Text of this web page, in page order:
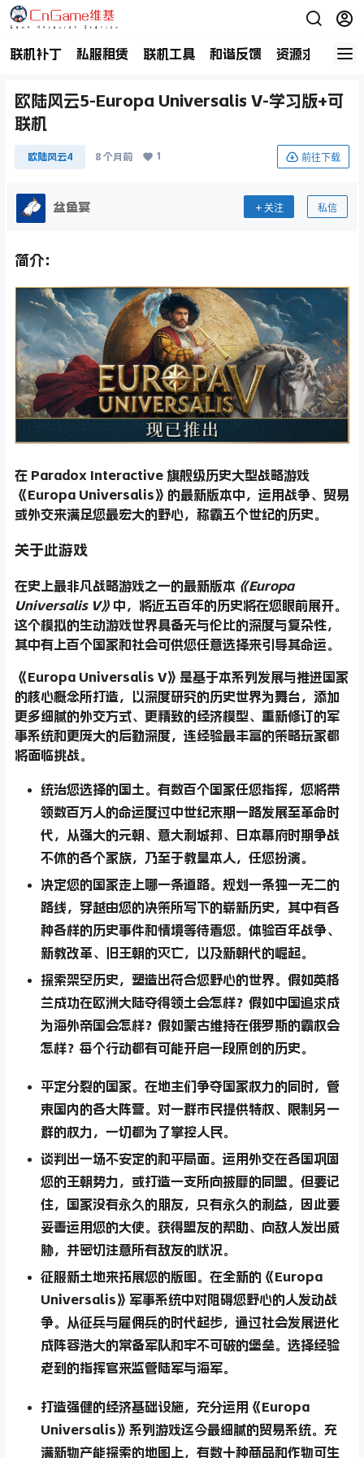
联机补丁 私服租赁 联机工具 和谐反馈 资源求助 商
欧陆风云5-Europa Universalis V-学习版+可
联机
欧陆风云4 8 个月前 1 前往下载
盆鱼宴 关注 私信
简介：
在 Paradox Interactive 旗舰级历史大型战略游戏
《Europa Universalis》的最新版本中，运用战争、贸易
或外交来满足您最宏大的野心，称霸五个世纪的历史。
关于此游戏
在史上最非凡战略游戏之一的最新版本 《Europa
Universalis V》 中，将近五百年的历史将在您眼前展开。
这个模拟的生动游戏世界具备无与伦比的深度与复杂性，
其中有上百个国家和社会可供您任意选择来引导其命运。
《Europa Universalis V》是基于本系列发展与推进国家
的核心概念所打造，以深度研究的历史世界为舞台，添加
更多细腻的外交方式、更精致的经济模型、重新修订的军
事系统和更庞大的后勤深度，连经验最丰富的策略玩家都
将面临挑战。
统治您选择的国土。有数百个国家任您指挥，您将带
领数百万人的命运度过中世纪末期一路发展至革命时
代，从强大的元朝、意大利城邦、日本幕府时期争战
不休的各个家族，乃至于教皇本人，任您扮演。
决定您的国家走上哪一条道路。规划一条独一无二的
路线，穿越由您的决策所写下的崭新历史，其中有各
种各样的历史事件和情境等待着您。体验百年战争、
新教改革、旧王朝的灭亡，以及新朝代的崛起。
探索架空历史，塑造出符合您野心的世界。假如英格
兰成功在欧洲大陆夺得领土会怎样？假如中国追求成
为海外帝国会怎样？假如蒙古维持在俄罗斯的霸权会
怎样？每个行动都有可能开启一段原创的历史。
平定分裂的国家。在地主们争夺国家权力的同时，管
束国内的各大阵营。对一群市民提供特权、限制另一
群的权力，一切都为了掌控人民。
谈判 出一场不安定的和平局面。运用外交在各国巩固
您的王朝势力，或打造一支所向披靡的同盟。但要记
住，国家没有永久的朋友，只有永久的利益，因此要
妥善运用您的大使。获得盟友的帮助、向敌人发出威
胁，并密切注意所有敌友的状况。
征服新土地来拓展您的版图。在全新的《Europa
Universalis》军事系统中对阻碍您野心的人发动战
争。从征兵与雇佣兵的时代起步，通过社会发展进化
成阵容浩大的常备军队和牢不可破的堡垒。选择经验
老到的指挥官来监管陆军与海军。
打造强健的经济基础设施，充分运用《Europa
Universalis》系列游戏迄今最细腻的贸易系统。充
满新物产能探索的地图上，有数十种商品和作物可生